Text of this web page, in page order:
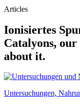
Articles
Ionisiertes
Catalyons,
about it.
Untersuchungen,